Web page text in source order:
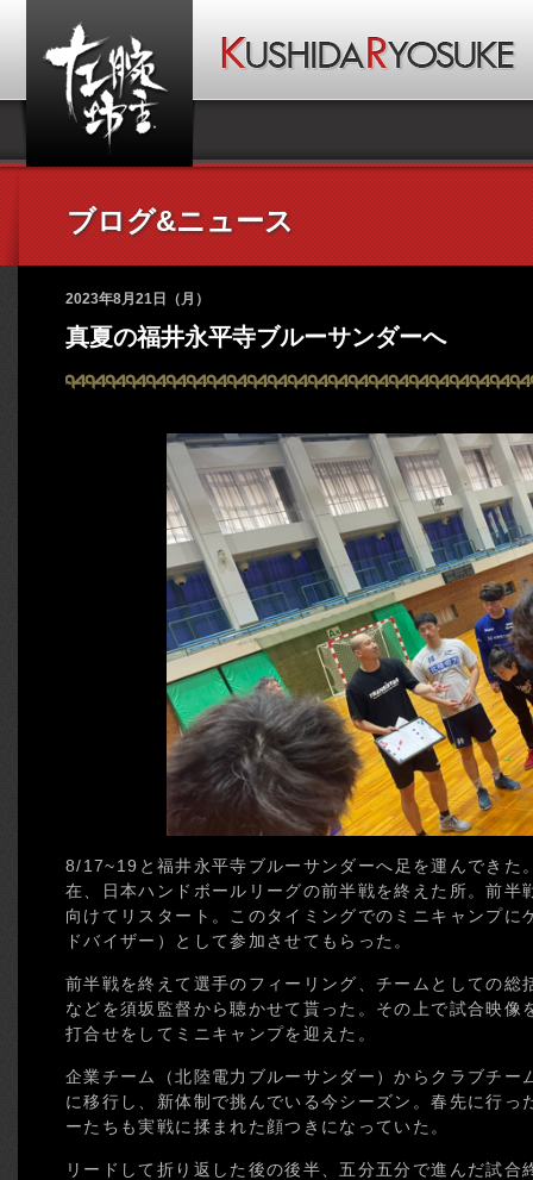
ブログ&ニュース
2023年8月21日（月）
真夏の福井永平寺ブルーサンダーへ
8/17~19と福井永平寺ブルーサンダーへ足を運んできた
在、日本ハンドボールリーグの前半戦を終えた所。前半
向けてリスタート。このタイミングでのミニキャンプに
ドバイザー）として参加させてもらった。
前半戦を終えて選手のフィーリング、チームとしての総
などを須坂監督から聴かせて貰った。その上で試合映像
打合せをしてミニキャンプを迎えた。
企業チーム（北陸電力ブルーサンダー）からクラブチー
に移行し、新体制で挑んでいる今シーズン。春先に行っ
ーたちも実戦に揉まれた顔つきになっていた。
リードして折り返した後の後半、五分五分で進んだ試合